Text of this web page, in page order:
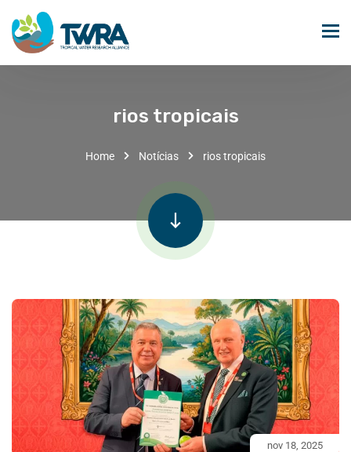
rios tropicais
Home Notícias rios tropicais
nov 18, 2025